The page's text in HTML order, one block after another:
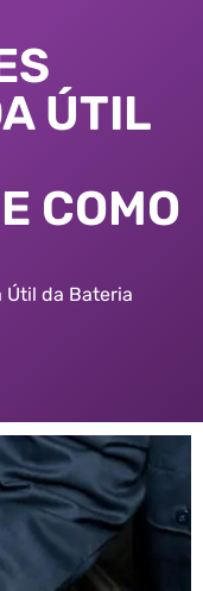
ÚTIL
COMO
Útil da Bateria